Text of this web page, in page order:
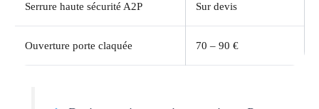
Serrure haute sécurité A2P Sur devis
Ouverture porte claquée 70 – 90 €